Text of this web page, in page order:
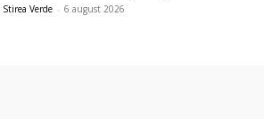
Stirea Verde - 6 august 2026